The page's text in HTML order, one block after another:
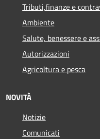
Tributi,finanze e
Ambiente
Salute, benessere e
Autorizzazioni
Agricoltura e pesca
NOVITÀ
Notizie
Comunicati